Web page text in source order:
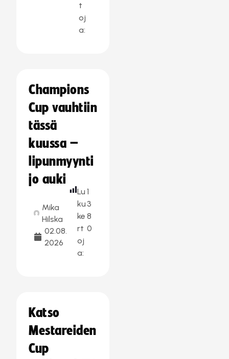
t
oj
a:
Champions
Cup vauhtiin
tässä
kuussa –
lipunmyynti
jo auki
Mika
Hilska
02.08.
2026
Lu
ku
ke
rt
oj
a:
1
3
8
0
Katso
Mestareiden
Cup